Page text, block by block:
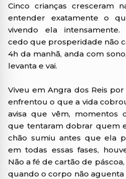
Cinco crianças cresceram
entender exatamente o
vivendo ela
cedo que prosperidade não
4h da manhã, anda com
levanta e vai.
Viveu em Angra dos Reis
enfrentou o que a vida
avisa que vêm, momentos
que tentaram dobrar quem
chão sumiu antes que ela
em todas essas fases,
Não a fé de cartão de
quando o corpo não aguenta